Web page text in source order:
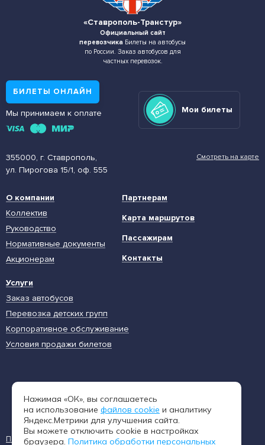
«Ставрополь-Транстур»
Официальный сайт
перевозчика Билеты на автобусы
по России. Заказ автобусов для
частных перевозок.
355000, г. Ставрополь,
ул. Пирогова 15/1, оф. 555
Смотреть на карте
БИЛЕТЫ ОНЛАЙН
Мы принимаем к оплате Мои билеты
О компании
Коллектив
Руководство
Нормативные документы
Акционерам
Услуги
Заказ автобусов
Перевозка детских групп
Корпоративное обслуживание
Условия продажи билетов
Партнерам
Карта маршрутов
Пассажирам
Контакты
8 (962) 402-65-54
Пользовательское соглашение Политика конфиденциальности
Нажимая «ОК», вы соглашаетесь
на использование файлов cookie и аналитику
Яндекс.Метрики для улучшения сайта.
Вы можете отключить cookie в настройках
браузера. Политика обработки персональных